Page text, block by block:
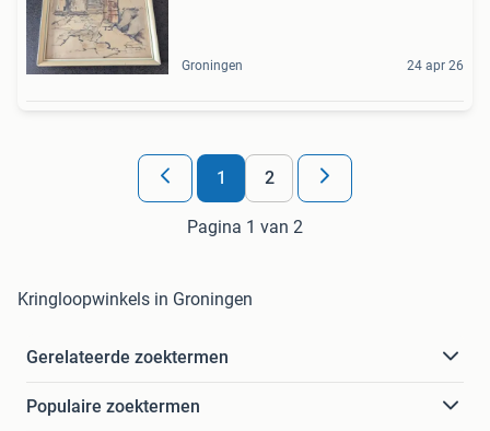
Groningen 24 apr 26
1 2
Pagina 1 van 2
Kringloopwinkels in Groningen
Gerelateerde zoektermen
Populaire zoektermen